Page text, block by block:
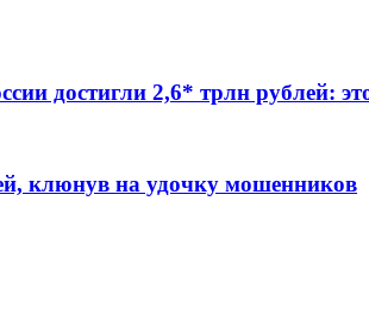
достигли 2,6* трлн рублей:
клюнув на удочку мошенников